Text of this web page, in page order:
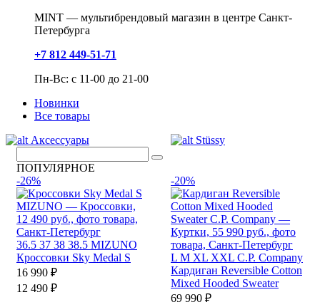
MINT — мультибрендовый магазин в центре Санкт-
Петербурга
+7 812 449-51-71
Пн-Вс: с 11-00 до 21-00
Новинки
Все товары
Аксессуары
Stüssy
ПОПУЛЯРНОЕ
-26%
36.5 37 38 38.5 MIZUNO
Кроссовки Sky Medal S
16 990 ₽
12 490 ₽
-20%
L M XL XXL C.P. Company
Кардиган Reversible Cotton
Mixed Hooded Sweater
69 990 ₽